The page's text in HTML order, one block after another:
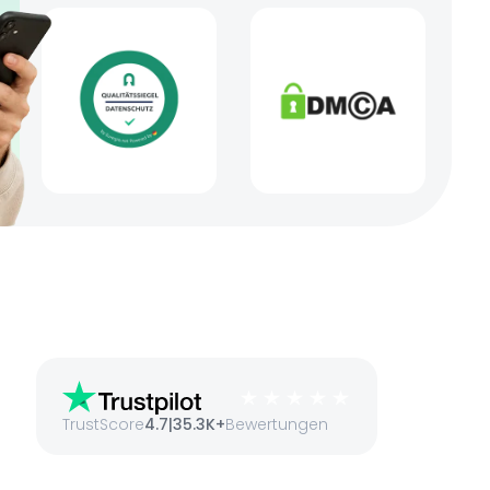
TrustScore4.7|35.3K+Bewertungen